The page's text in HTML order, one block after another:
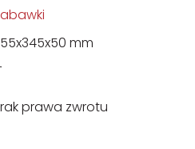
mm
prawa zwrotu